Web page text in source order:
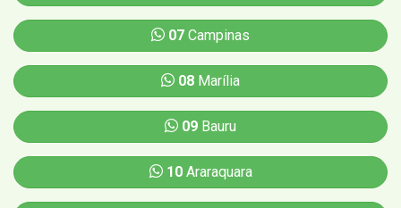
07 Campinas
08 Marília
09 Bauru
10Araraquara